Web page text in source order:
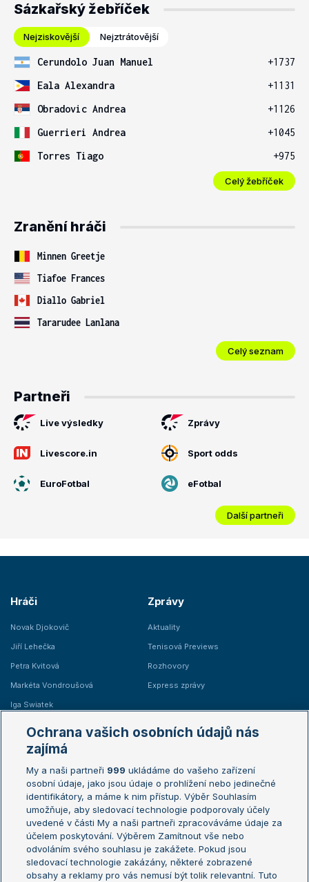
Sázkařský žebříček
Nejziskovější Nejztrátovější
Cerundolo Juan Manuel
+1737
Eala Alexandra
+1131
Obradovic Andrea
+1126
Guerrieri Andrea
+1045
Torres Tiago
+975
Celý žebříček
Zranění hráči
Minnen Greetje
Tiafoe Frances
Diallo Gabriel
Tararudee Lanlana
Celý seznam
Partneři
Live výsledky Zprávy
Livescore.in Sport odds
EuroFotbal eFotbal
Další partneři
Hráči
Novak Djokovič
Jiří Lehečka
Petra Kvitová
Markéta Vondroušová
Iga Swiatek
Zprávy
Aktuality
Tenisová Previews
Rozhovory
Express zprávy
Žebříčky
Žebříček ATP (muži)
Žebříček WTA (ženy)
Sázkařský žebříček
Australian Open
French Open
Wimbledon
US Open
Turnaj mistrů
Turnaj mistryň
Ochrana vašich osobních údajů nás
zajímá
My a naši partneři 999 ukládáme do vašeho zařízení
osobní údaje, jako jsou údaje o prohlížení nebo jedinečné
identifikátory, a máme k nim přístup. Výběr Souhlasím
umožňuje, aby sledovací technologie podporovaly účely
uvedené v části My a naši partneři zpracováváme údaje za
účelem poskytování. Výběrem Zamítnout vše nebo
odvoláním svého souhlasu je zakážete. Pokud jsou
sledovací technologie zakázány, některé zobrazené
obsahy a reklamy pro vás nemusí být tolik relevantní. Tuto